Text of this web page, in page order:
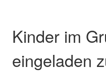
Kinder im
eingeladen